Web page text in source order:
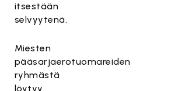
itsestään
selvyytenä.
Miesten
pääsarjaerotuomareiden
ryhmästä
löytyy